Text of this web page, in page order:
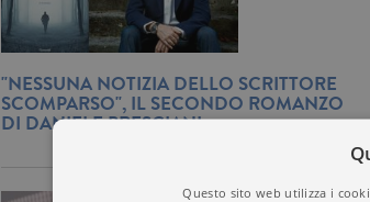
"NESSUNA NOTIZIA DELLO SCRITTORE
SCOMPARSO", IL SECONDO ROMANZO
DI DANIELE BRESCIANI
Questo sito web utilizza i